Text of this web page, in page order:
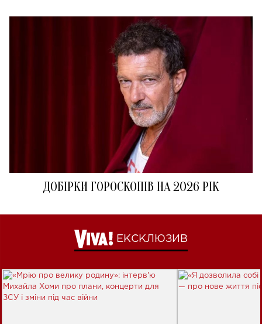
ДОБІРКИ ГОРОСКОПІВ НА 2026 РІК
ЕКСКЛЮЗИВ